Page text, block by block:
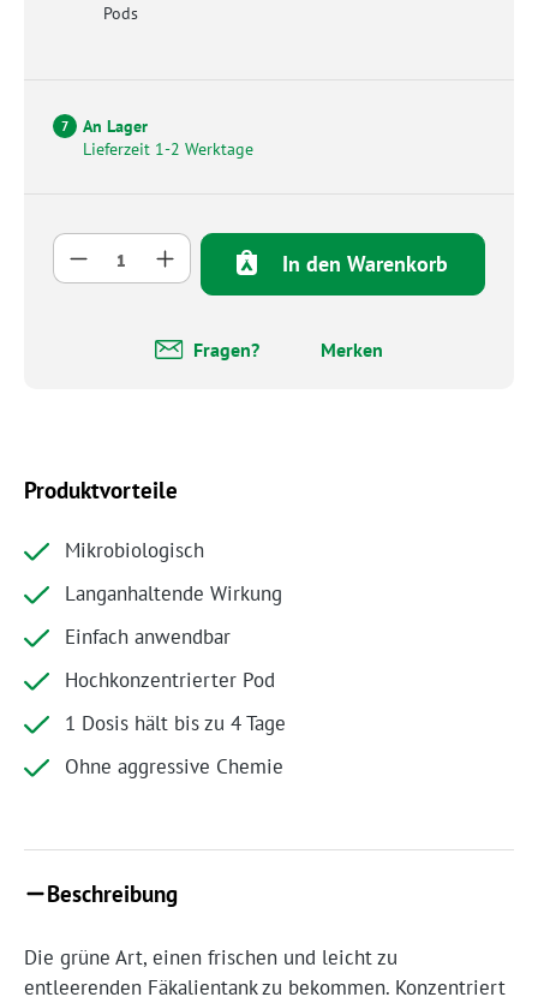
Pods
7
An Lager
Lieferzeit 1-2 Werktage
Produkt Anzahl: Gib den gewünschten
In den Warenkorb
Fragen? Merken
Produktvorteile
Mikrobiologisch
Langanhaltende Wirkung
Einfach anwendbar
Hochkonzentrierter Pod
1 Dosis hält bis zu 4 Tage
Ohne aggressive Chemie
Beschreibung
Die grüne Art, einen frischen und leicht zu
entleerenden Fäkalientank zu bekommen. Konzentriert